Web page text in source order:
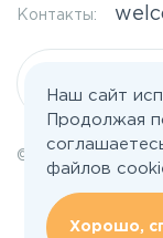
Контакты:
© 2026 Все права
ИП Маслов Дмитрий
ИНН 503406273833
+79647266008
Наш сайт
Продолжая
файлов
Хорошо,